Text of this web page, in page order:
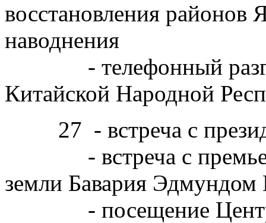
восстановления районов
наводнения
- телефонный
Китайской Народной
27 - встреча с
- встреча с премьер-
земли Бавария
- посещение Центра